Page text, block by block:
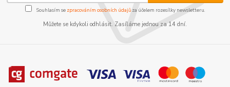
Souhlasím se zpracováním osobních údajůza účelem rozesílky newsletteru.
Můžete se kdykoli odhlásit. Zasíláme jednou za 14 dní.